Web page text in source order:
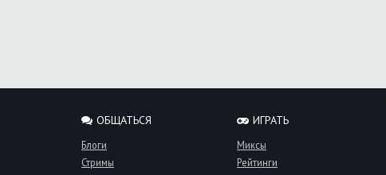
ОБЩАТЬСЯ
Блоги
Стримы
ИГРАТЬ
Миксы
Рейтинги